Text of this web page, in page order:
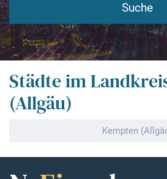
Suche
Städte im
(Allgäu)
Kempten